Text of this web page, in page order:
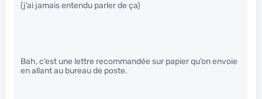
(j’ai jamais entendu parler de ça)
Bah, c’est une lettre recommandée sur papier qu’on envoie
en allant au bureau de poste.